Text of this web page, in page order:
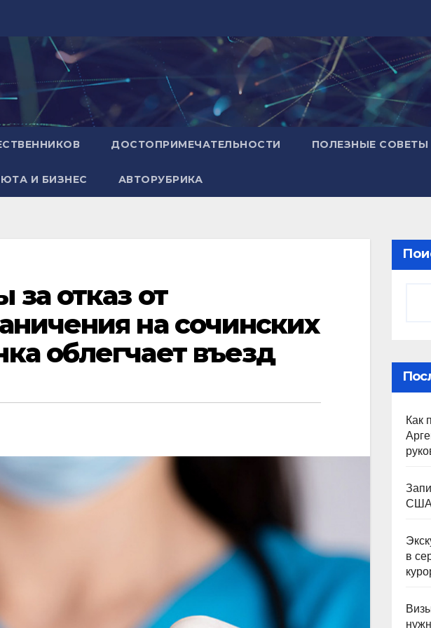
ДОСТОПРИМЕЧАТЕЛЬНОСТИ ПОЛЕЗНЫЕ СОВЕТЫ
И БИЗНЕС АВТОРУБРИКА
отказ от
на сочинских
облегчает въезд
Как
в